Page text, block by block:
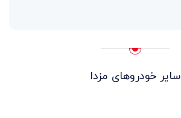
سایر خودروهای مزدا